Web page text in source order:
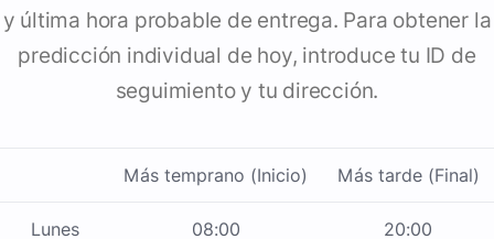
y última hora probable de entrega. Para obtener la
predicción individual de hoy, introduce tu ID de
seguimiento y tu dirección.
Más temprano (Inicio) Más tarde (Final)
Lunes 08:00 20:00